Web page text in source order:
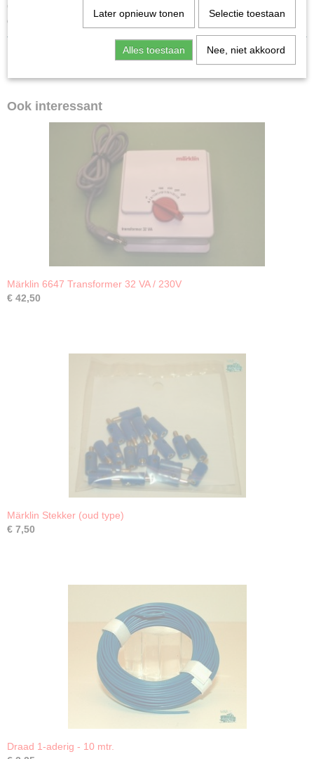
Gekeurd op veiligheid. De transformator 60052/60055 mag niet buiten, in
de open lucht opgesteld worden. Hij moet tegen vocht beschermd worden.
Ook interessant
Märklin 6647 Transformer 32 VA / 230V
€ 42,50
Märklin Stekker (oud type)
€ 7,50
Draad 1-aderig - 10 mtr.
Later opnieuw tonen Selectie toestaan
Alles toestaan Nee, niet akkoord